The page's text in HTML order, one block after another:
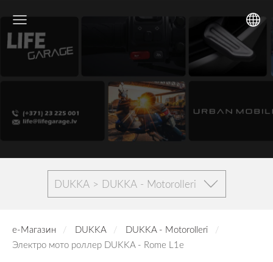
DUKKA > DUKKA - Motorolleri
е-Магазин DUKKA
DUKKA - Motorolleri
Электро мото роллер DUKKA - Rome L1e